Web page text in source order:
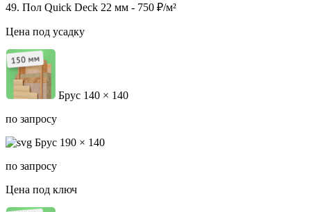
49. Пол Quick Deck 22 мм - 750 ₽/м²
Цена под усадку
Брус 140 × 140
по запросу
Брус 190 × 140
по запросу
Цена под ключ